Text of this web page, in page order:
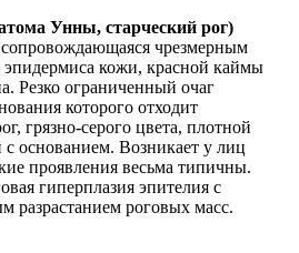
Унны, старческий рог)
сопровождающаяся чрезмерным
эпидермиса кожи, красной каймы
. Резко ограниченный очаг
которого отходит
грязно-серого цвета, плотной
основанием. Возникает у лиц
проявления весьма типичны.
гиперплазия эпителия с
разрастанием роговых масс.